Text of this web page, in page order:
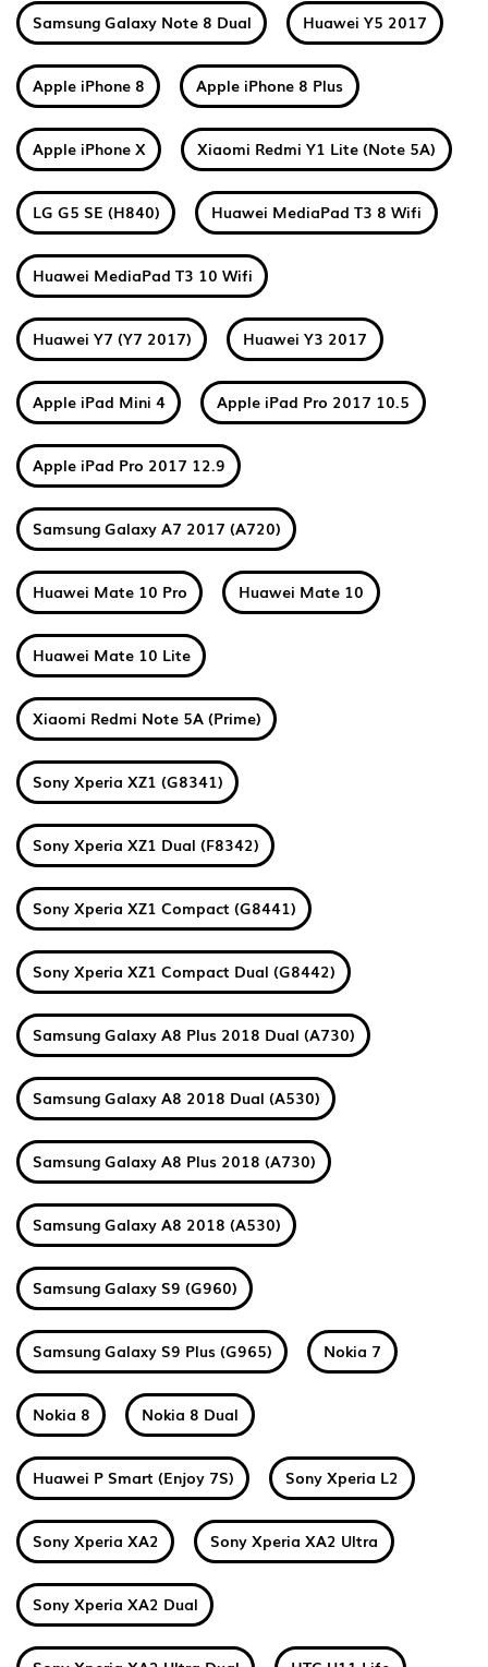
Samsung Galaxy Note 8 Dual Huawei Y5 2017
Apple iPhone 8 Apple iPhone 8 Plus
Apple iPhone X Xiaomi Redmi Y1 Lite (Note 5A)
LG G5 SE (H840) Huawei MediaPad T3 8 Wifi
Huawei MediaPad T3 10 Wifi
Huawei Y7 (Y7 2017) Huawei Y3 2017
Apple iPad Mini 4 Apple iPad Pro 2017 10.5
Apple iPad Pro 2017 12.9
Samsung Galaxy A7 2017 (A720)
Huawei Mate 10 Pro Huawei Mate 10
Huawei Mate 10 Lite
Xiaomi Redmi Note 5A (Prime)
Sony Xperia XZ1 (G8341)
Sony Xperia XZ1 Dual (F8342)
Sony Xperia XZ1 Compact (G8441)
Sony Xperia XZ1 Compact Dual (G8442)
Samsung Galaxy A8 Plus 2018 Dual (A730)
Samsung Galaxy A8 2018 Dual (A530)
Samsung Galaxy A8 Plus 2018 (A730)
Samsung Galaxy A8 2018 (A530)
Samsung Galaxy S9 (G960)
Samsung Galaxy S9 Plus (G965) Nokia 7
Nokia 8 Nokia 8 Dual
Huawei P Smart (Enjoy 7S) Sony Xperia L2
Sony Xperia XA2 Sony Xperia XA2 Ultra
Sony Xperia XA2 Dual